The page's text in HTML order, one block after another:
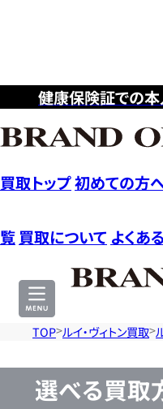
健康保険証での
買取トップ初めての方
覧 買取について よくあ
TOP ルイ・ヴィトン買取
選べる買取